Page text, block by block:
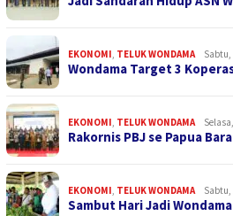
EKONOMI, TELUK WONDAMA Sabtu,
Wondama Target 3
EKONOMI, TELUK WONDAMA
Rakornis PBJ se Papua
EKONOMI, TELUK WONDAMA Sabtu,
Sambut Hari Jadi